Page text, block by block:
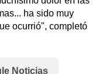
ha sido muy
ocurrió", completó
Noticias